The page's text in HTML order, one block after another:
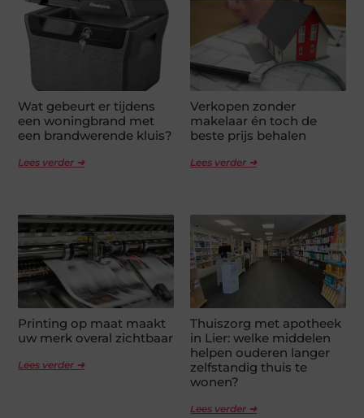
Wat gebeurt er tijdens
een woningbrand met
een brandwerende kluis?
Lees verder ➜
Verkopen zonder
makelaar én toch de
beste prijs behalen
Lees verder ➜
Printing op maat maakt
uw merk overal zichtbaar
Lees verder ➜
Thuiszorg met apotheek
in Lier: welke middelen
helpen ouderen langer
zelfstandig thuis te
wonen?
Lees verder ➜